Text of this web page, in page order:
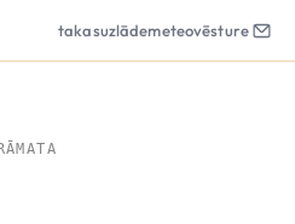
takasuzlādemeteovēsture